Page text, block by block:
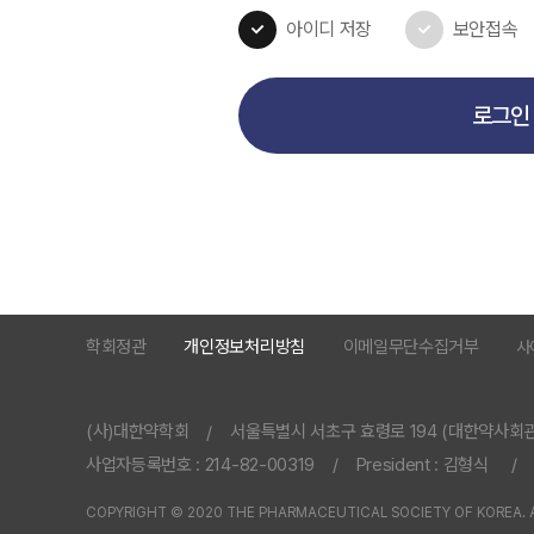
아이디 저장 보안접속
로그인
학회정관 개인정보처리방침 이메일무단수집거부 사
(사)대한약학회 /
서울특별시 서초구 효령로 194 (대한약사
사업자등록번호 : 214-82-00319
/ President : 김형식 /
COPYRIGHT © 2020 THE PHARMACEUTICAL SOCIETY OF KOREA.